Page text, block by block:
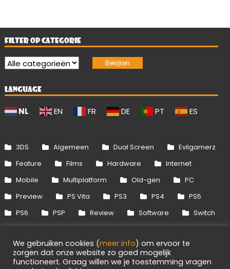
FILTER OP CATEGORIE
LANGUAGE
NL EN FR DE PT ES
3DS Algemeen Dual Screen
Evilgamerz
Feature
Films Hardware
Internet
Mobile
Multiplatform Old-gen
PC
Preview
PS Vita PS3 PS4
PS5
PS6
PSP Review Software
Switch
Xbox 360
Xbox One Xbox Series
We gebruiken cookies (meer info) om ervoor te
zorgen dat onze website zo goed mogelijk
functioneert. Graag willen we je toestemming vragen